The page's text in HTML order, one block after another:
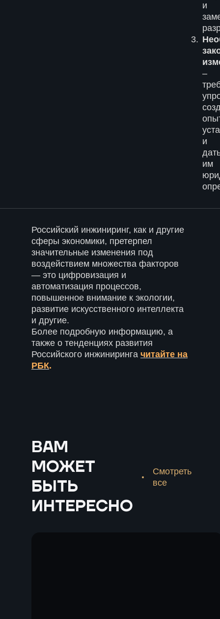
и
–
и
им
Российский инжиниринг, как и другие
сферы экономики, претерпел
значительные изменения под
воздействием множества факторов
— это цифровизация и
автоматизация процессов,
повышенное внимание к экологии,
развитие искусственного интеллекта
и другие.
Более подробную информацию, а
также о тенденциях развития
Российского инжиниринга читайте на
РБК.
ВАМ
МОЖЕТ
БЫТЬ
ИНТЕРЕСНО
Смотреть
все